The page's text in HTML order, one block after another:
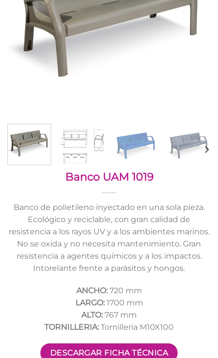
Banco UAM 1019
Banco de polietileno inyectado en una sola pieza.
Ecológico y reciclable, con gran calidad de
resistencia a los rayos UV y a los ambientes marinos.
No se oxida y no necesita mantenimiento. Gran
resistencia a agentes químicos y a los impactos.
Intorelante frente a parásitos y hongos.
ANCHO:720 mm
LARGO:1700 mm
ALTO: 767 mm
TORNILLERIA: Tornilleria M10X100
DESCARGAR FICHA TÉCNICA